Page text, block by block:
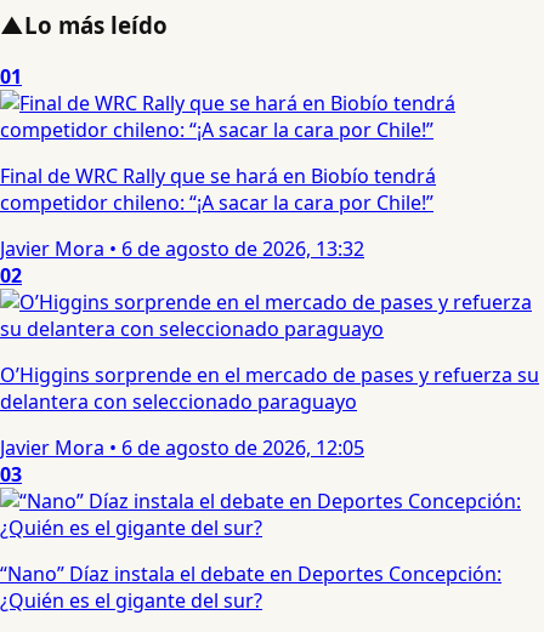
▲Lo más leído
01
Final de WRC Rally que se hará en Biobío tendrá
competidor chileno: “¡A sacar la cara por Chile!”
Javier Mora • 6 de agosto de 2026, 13:32
02
O’Higgins sorprende en el mercado de pases y refuerza su
delantera con seleccionado paraguayo
Javier Mora • 6 de agosto de 2026, 12:05
03
“Nano” Díaz instala el debate en Deportes Concepción:
¿Quién es el gigante del sur?